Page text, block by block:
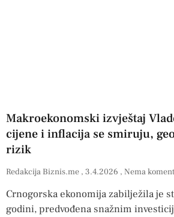
Makroekonomski izvještaj
cijene i inflacija se smiruju,
rizik
Redakcija Biznis.me 3.4.2026 Nema
Crnogorska ekonomija zabilježila je
godini, predvođena snažnim